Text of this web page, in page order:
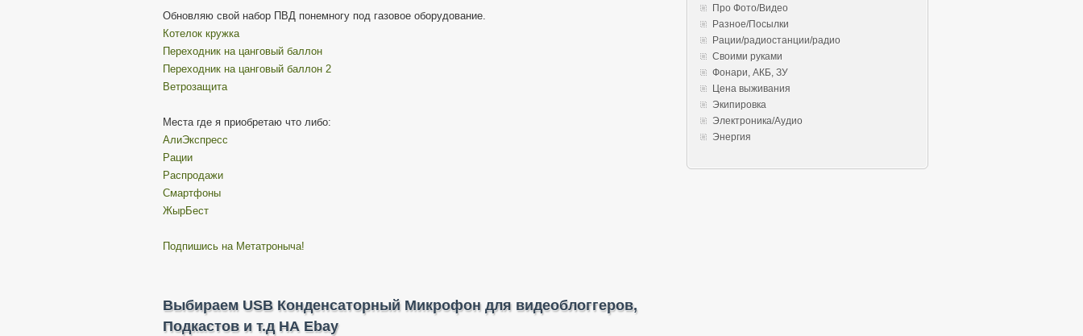
Обновляю свой набор ПВД понемногу под газовое оборудование.
Котелок кружка
Переходник на цанговый баллон
Переходник на цанговый баллон 2
Ветрозащита
Места где я приобретаю что либо:
АлиЭкспресс
Рации
Распродажи
Смартфоны
ЖырБест
Подпишись на Метатроныча!
Выбираем USB Конденсаторный Микрофон для видеоблоггеров,
Подкастов и т.д НА Ebay
Про Фото/Видео
Разное/Посылки
Рации/радиостанции/радио
Своими руками
Фонари, АКБ, ЗУ
Цена выживания
Экипировка
Электроника/Аудио
Энергия